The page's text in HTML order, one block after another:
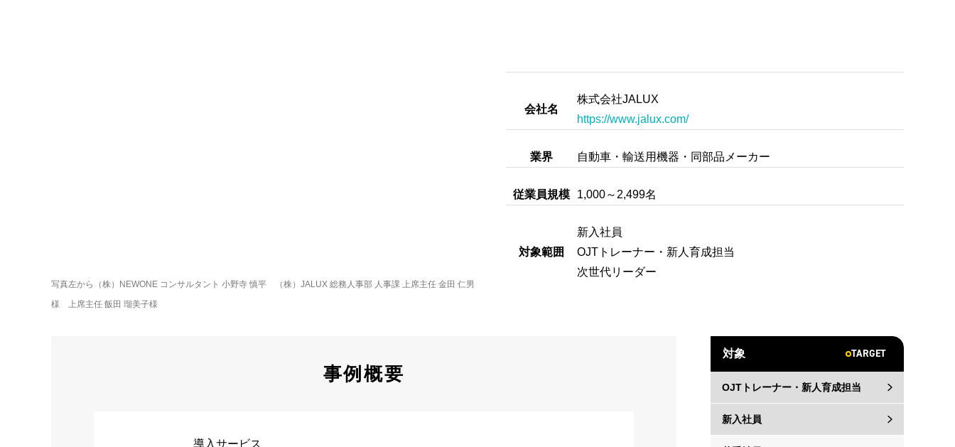
写真左から（株）NEWONE コンサルタント 小野寺 慎平　（株）JALUX 総務人事部 人事課 上席主任 金田 仁男
様　上席主任 飯田 瑠美子様
会社名
株式会社JALUX
https://www.jalux.com/
業界 自動車・輸送用機器・同部品メーカー
従業員規模 1,000～2,499名
対象範囲
新入社員
OJTトレーナー・新人育成担当
次世代リーダー
事例概要
導入サービス
対象 TARGET
OJTトレーナー・新人育成担当
新入社員